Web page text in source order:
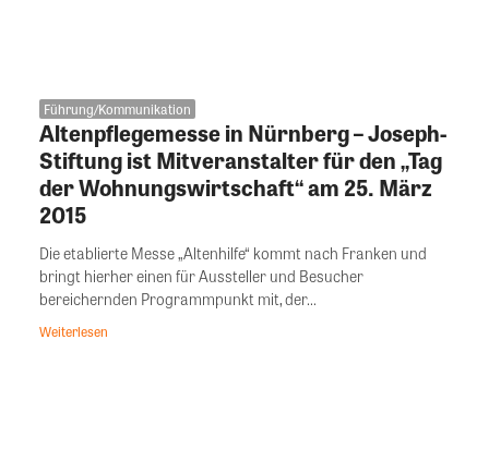
Führung/Kommunikation
Altenpflegemesse in Nürnberg – Joseph-
Stiftung ist Mitveranstalter für den „Tag
der Wohnungswirtschaft“ am 25. März
2015
Die etablierte Messe „Altenhilfe“ kommt nach Franken und
bringt hierher einen für Aussteller und Besucher
bereichernden Programmpunkt mit, der...
Weiterlesen